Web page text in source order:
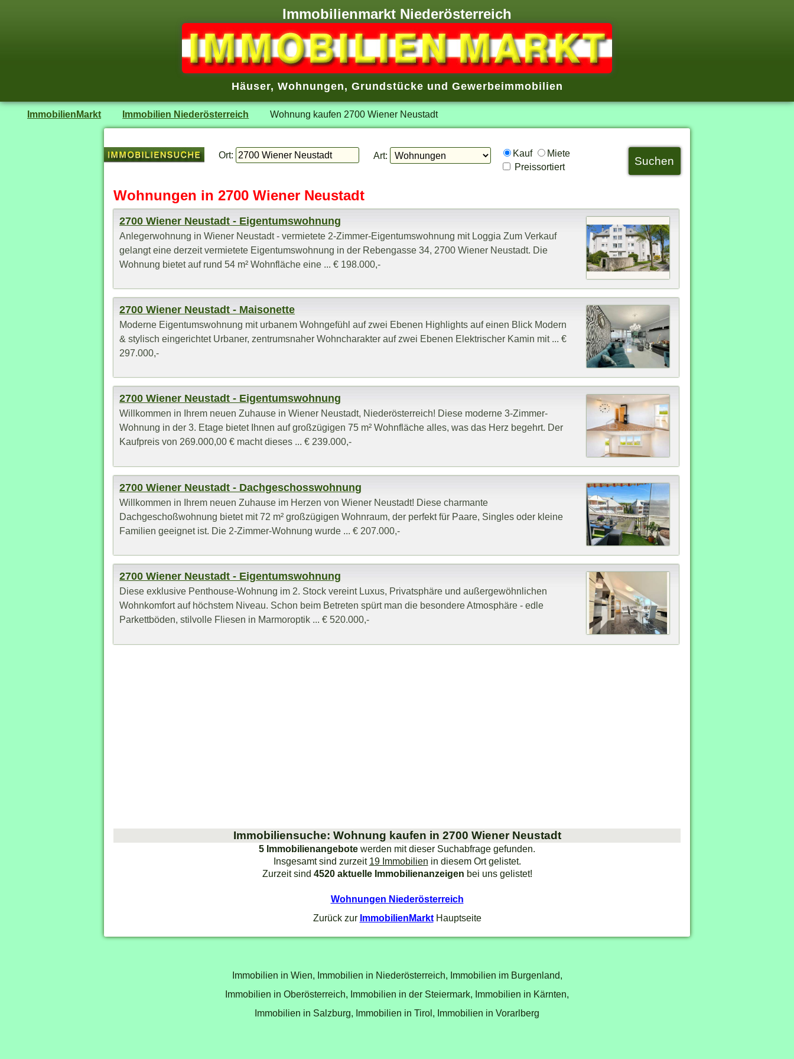
Immobilienmarkt Niederösterreich
Häuser, Wohnungen, Grundstücke und Gewerbeimmobilien
ImmobilienMarkt Immobilien Niederösterreich Wohnung kaufen 2700 Wiener Neustadt
Ort: Art: Kauf
Miete
Preissortiert
Wohnungen in 2700 Wiener Neustadt
2700 Wiener Neustadt - Eigentumswohnung
Anlegerwohnung in Wiener Neustadt - vermietete 2-Zimmer-Eigentumswohnung mit Loggia Zum Verkauf
gelangt eine derzeit vermietete Eigentumswohnung in der Rebengasse 34, 2700 Wiener Neustadt. Die
Wohnung bietet auf rund 54 m² Wohnfläche eine ... € 198.000,-
2700 Wiener Neustadt - Maisonette
Moderne Eigentumswohnung mit urbanem Wohngefühl auf zwei Ebenen Highlights auf einen Blick Modern
& stylisch eingerichtet Urbaner, zentrumsnaher Wohncharakter auf zwei Ebenen Elektrischer Kamin mit ... €
297.000,-
2700 Wiener Neustadt - Eigentumswohnung
Willkommen in Ihrem neuen Zuhause in Wiener Neustadt, Niederösterreich! Diese moderne 3-Zimmer-
Wohnung in der 3. Etage bietet Ihnen auf großzügigen 75 m² Wohnfläche alles, was das Herz begehrt. Der
Kaufpreis von 269.000,00 € macht dieses ... € 239.000,-
2700 Wiener Neustadt - Dachgeschosswohnung
Willkommen in Ihrem neuen Zuhause im Herzen von Wiener Neustadt! Diese charmante
Dachgeschoßwohnung bietet mit 72 m² großzügigen Wohnraum, der perfekt für Paare, Singles oder kleine
Familien geeignet ist. Die 2-Zimmer-Wohnung wurde ... € 207.000,-
2700 Wiener Neustadt - Eigentumswohnung
Diese exklusive Penthouse-Wohnung im 2. Stock vereint Luxus, Privatsphäre und außergewöhnlichen
Wohnkomfort auf höchstem Niveau. Schon beim Betreten spürt man die besondere Atmosphäre - edle
Parkettböden, stilvolle Fliesen in Marmoroptik ... € 520.000,-
Immobiliensuche: Wohnung kaufen in 2700 Wiener Neustadt
5 Immobilienangebote werden mit dieser Suchabfrage gefunden.
Insgesamt sind zurzeit 19 Immobilien in diesem Ort gelistet.
Zurzeit sind 4520 aktuelle Immobilienanzeigen bei uns gelistet!
Wohnungen Niederösterreich
Zurück zur ImmobilienMarktHauptseite
Immobilien in Wien, Immobilien in Niederösterreich, Immobilien im Burgenland,
Immobilien in Oberösterreich, Immobilien in der Steiermark, Immobilien in Kärnten,
Immobilien in Salzburg, Immobilien in Tirol, Immobilien in Vorarlberg